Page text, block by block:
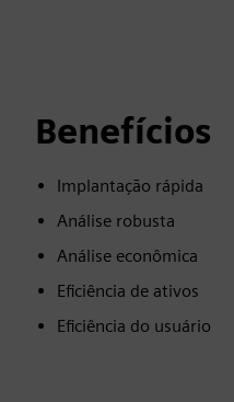
Benefícios
Implantação rápida
Análise robusta
Análise econômica
Eficiência de ativos
Eficiência do usuário